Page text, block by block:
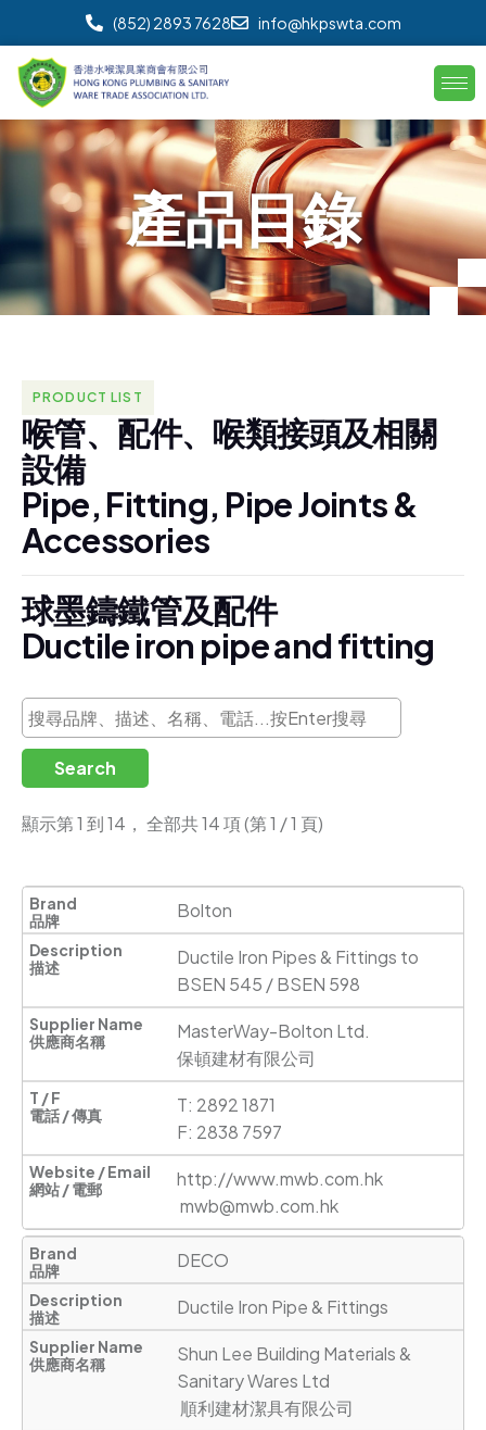
(852) 2893 7628 info@hkpswta.com
產品目錄
PRODUCT LIST
喉管、 配件、 喉類接頭及相關
設備
Pipe, Fitting, PipeJoints&
Accessories
球墨鑄鐵管及配件
Ductileiron pipeandfitting
Search
顯示第 1 到 14， 全部共 14 項 (第 1 / 1 頁)
Bolton
Ductile Iron Pipes & Fittings to
BSEN 545 / BSEN 598
MasterWay-Bolton Ltd.
保頓建材有限公司
T: 2892 1871
F: 2838 7597
http://www.mwb.com.hk
mwb@mwb.com.hk
DECO
Ductile Iron Pipe & Fittings
Shun Lee Building Materials &
Sanitary Wares Ltd
順利建材潔具有限公司